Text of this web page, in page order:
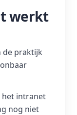
werkt
de praktijk
het intranet
nog niet